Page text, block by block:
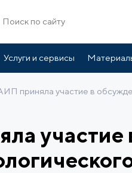
Услуги и сервисы
приняла участие в
участие